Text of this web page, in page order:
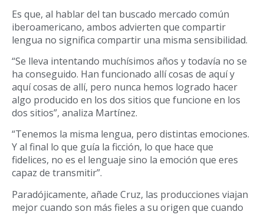
Es que, al hablar del tan buscado mercado común
iberoamericano, ambos advierten que compartir
lengua no significa compartir una misma sensibilidad.
“Se lleva intentando muchísimos años y todavía no se
ha conseguido. Han funcionado allí cosas de aquí y
aquí cosas de allí, pero nunca hemos logrado hacer
algo producido en los dos sitios que funcione en los
dos sitios”, analiza Martínez.
“Tenemos la misma lengua, pero distintas emociones.
Y al final lo que guía la ficción, lo que hace que
fidelices, no es el lenguaje sino la emoción que eres
capaz de transmitir”.
Paradójicamente, añade Cruz, las producciones viajan
mejor cuando son más fieles a su origen que cuando